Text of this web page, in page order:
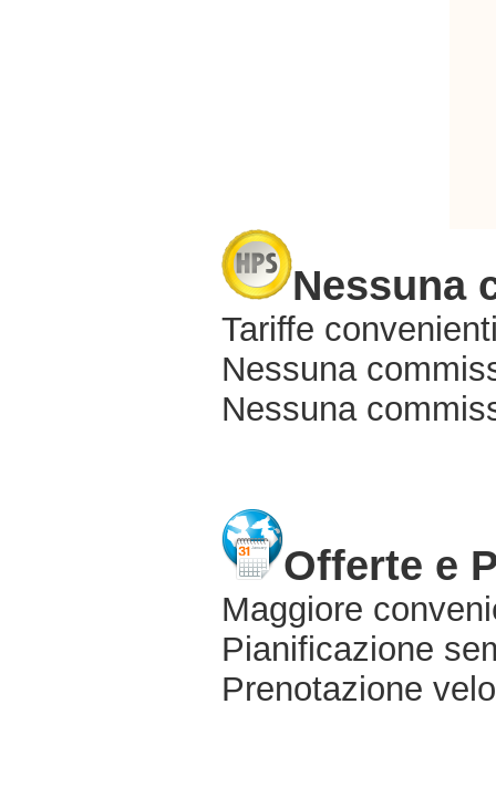
Nessuna
Tariffe
Nessuna
Nessuna
Offerte e
Maggiore
Pianificazione
Prenotazione